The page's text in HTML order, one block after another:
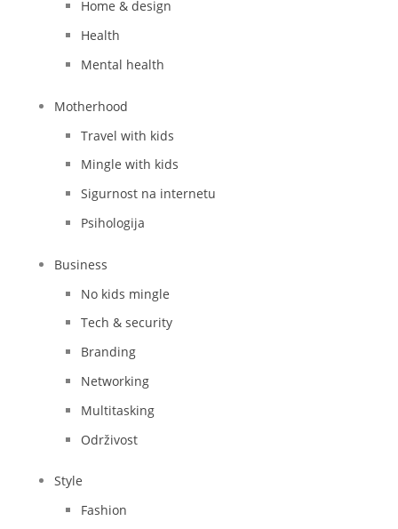
Home & design
Health
Mental health
Motherhood
Travel with kids
Mingle with kids
Sigurnost na internetu
Psihologija
Business
No kids mingle
Tech & security
Branding
Networking
Multitasking
Održivost
Style
Fashion